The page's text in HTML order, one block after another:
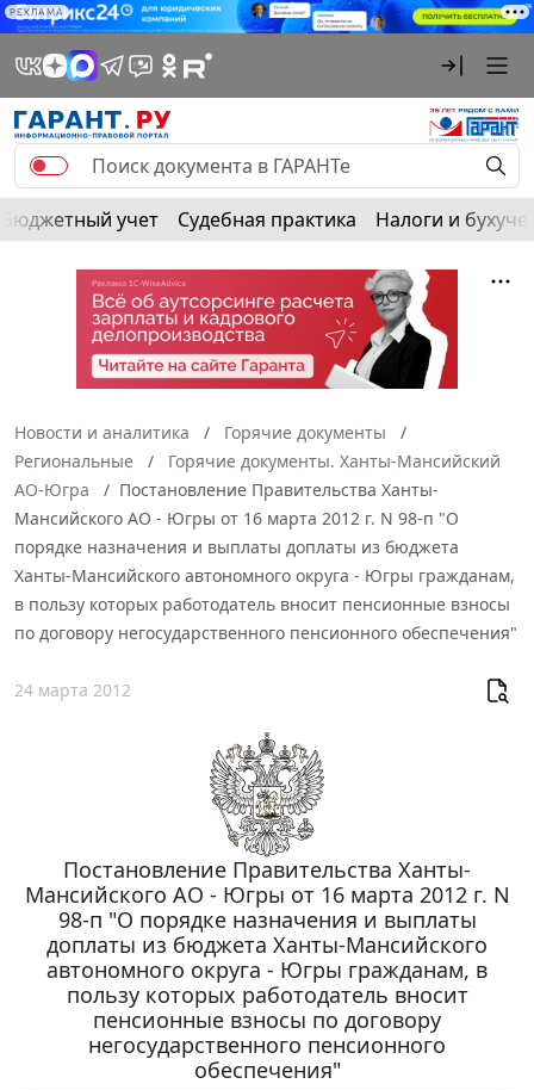
РЕКЛАМА
Бюджетный учет Судебная практика Налоги и
Новости и аналитика
Горячие документы
Региональные
Горячие документы. Ханты-Мансийский
АО-Югра
Постановление Правительства Ханты-
Мансийского АО - Югры от 16 марта 2012 г. N 98-п "О
порядке назначения и выплаты доплаты из бюджета
Ханты-Мансийского автономного округа - Югры гражданам,
в пользу которых работодатель вносит пенсионные взносы
по договору негосударственного пенсионного обеспечения"
24 марта 2012
Постановление Правительства Ханты-
Мансийского АО - Югры от 16 марта 2012 г. N
98-п "О порядке назначения и выплаты
доплаты из бюджета Ханты-Мансийского
автономного округа - Югры гражданам, в
пользу которых работодатель вносит
пенсионные взносы по договору
негосударственного пенсионного
обеспечения"